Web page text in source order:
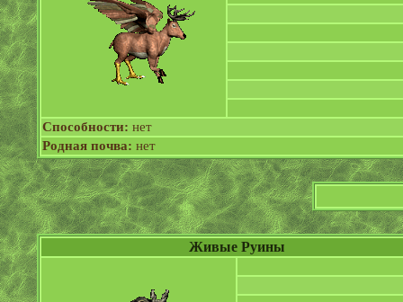
Способности: нет
Родная почва: нет
Живые Руины